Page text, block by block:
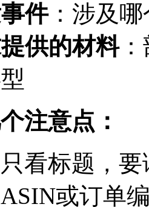
件：涉及
供的材料：
注意点：
看标题，
或订单